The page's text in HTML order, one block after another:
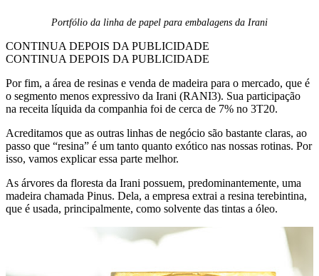
Portfólio da linha de papel para embalagens da Irani
CONTINUA DEPOIS DA PUBLICIDADE
CONTINUA DEPOIS DA PUBLICIDADE
Por fim, a área de resinas e venda de madeira para o mercado, que é
o segmento menos expressivo da Irani (RANI3). Sua participação
na receita líquida da companhia foi de cerca de 7% no 3T20.
Acreditamos que as outras linhas de negócio são bastante claras, ao
passo que “resina” é um tanto quanto exótico nas nossas rotinas. Por
isso, vamos explicar essa parte melhor.
As árvores da floresta da Irani possuem, predominantemente, uma
madeira chamada Pinus. Dela, a empresa extrai a resina terebintina,
que é usada, principalmente, como solvente das tintas a óleo.